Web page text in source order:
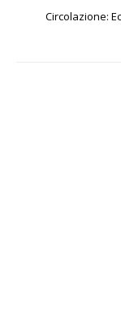
Circolazione: